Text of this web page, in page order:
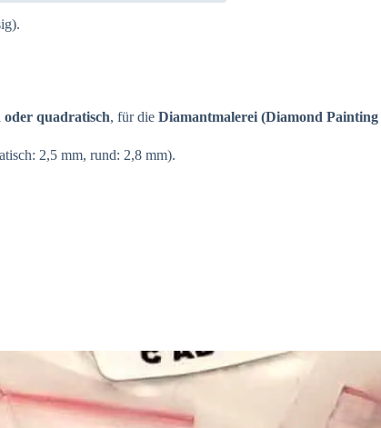
quadratisch, für dieDiamantmalerei (Diamond Painting
2,5 mm, rund: 2,8 mm).